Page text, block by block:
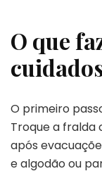
O que
O primeiro
Troque a fralda
após
e algodão ou